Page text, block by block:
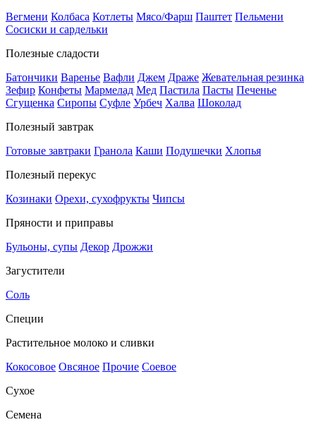
Вегмени Колбаса Котлеты Мясо/Фарш Паштет Пельмени
Сосиски и сардельки
Полезные сладости
Батончики Варенье Вафли Джем Драже Жевательная резинка
Зефир Конфеты Мармелад Мед Пастила Пасты Печенье
Сгущенка Сиропы Суфле Урбеч Халва Шоколад
Полезный завтрак
Готовые завтраки Гранола Каши Подушечки Хлопья
Полезный перекус
Козинаки Орехи, сухофрукты Чипсы
Пряности и приправы
Бульоны, супы Декор Дрожжи
Загустители
Соль
Специи
Растительное молоко и сливки
Кокосовое Овсяное Прочие Соевое
Сухое
Семена